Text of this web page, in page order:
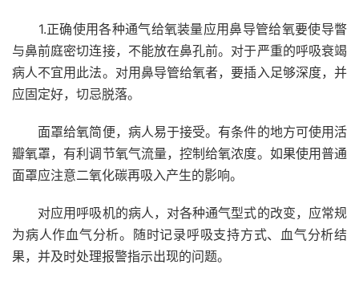
1.正确使用各种通气给氧装量应用鼻导管给氧要使导瞥
与鼻前庭密切连接，不能放在鼻孔前。对于严重的呼吸衰竭
病人不宜用此法。对用鼻导管给氧者，要插入足够深度，并
应固定好，切忌脱落。
面罩给氧简便，病人易于接受。有条件的地方可使用活
瓣氧罩，有利调节氧气流量，控制给氧浓度。如果使用普通
面罩应注意二氧化碳再吸入产生的影响。
对应用呼吸机的病人，对各种通气型式的改变，应常规
为病人作血气分析。随时记录呼吸支持方式、血气分析结
果，并及时处理报警指示出现的问题。